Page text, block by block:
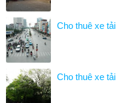
Cho thuê xe
Cho thuê xe